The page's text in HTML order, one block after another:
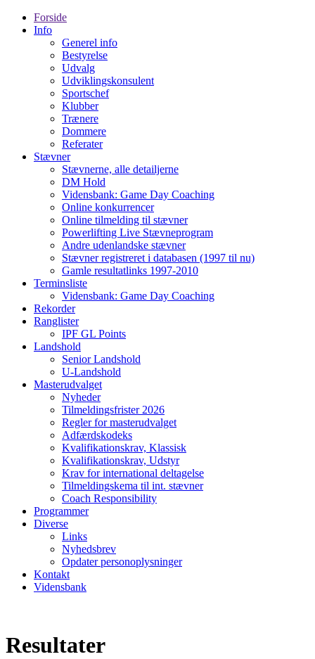
Forside
Info
Generel info
Bestyrelse
Udvalg
Udviklingskonsulent
Sportschef
Klubber
Trænere
Dommere
Referater
Stævner
Stævnerne, alle detailjerne
DM Hold
Vidensbank: Game Day Coaching
Online konkurrencer
Online tilmelding til stævner
Powerlifting Live Stævneprogram
Andre udenlandske stævner
Stævner registreret i databasen (1997 til nu)
Gamle resultatlinks 1997-2010
Terminsliste
Vidensbank: Game Day Coaching
Rekorder
Ranglister
IPF GL Points
Landshold
Senior Landshold
U-Landshold
Masterudvalget
Nyheder
Tilmeldingsfrister 2026
Regler for masterudvalget
Adfærdskodeks
Kvalifikationskrav, Klassisk
Kvalifikationskrav, Udstyr
Krav for international deltagelse
Tilmeldingskema til int. stævner
Coach Responsibility
Programmer
Diverse
Links
Nyhedsbrev
Opdater personoplysninger
Kontakt
Vidensbank
Resultater